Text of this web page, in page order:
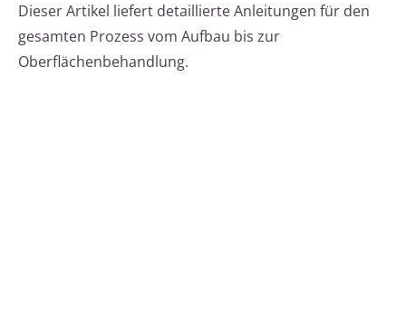
Dieser Artikel liefert detaillierte Anleitungen für den
gesamten Prozess vom Aufbau bis zur
Oberflächenbehandlung.